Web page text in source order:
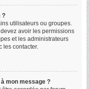
?
utilisateurs ou groupes.
avoir les permissions
et les administrateurs
les contacter.
mon message ?